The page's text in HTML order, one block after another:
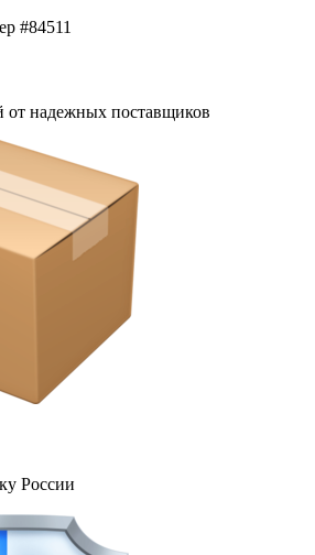
от надежных поставщиков
России